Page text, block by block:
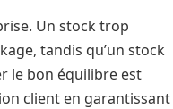
Un stock trop
tandis qu’un stock
le bon équilibre est
client en garantissant